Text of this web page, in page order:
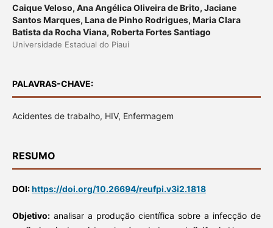
Caique Veloso, Ana Angélica Oliveira de Brito, Jaciane
Santos Marques, Lana de Pinho Rodrigues, Maria Clara
Batista da Rocha Viana, Roberta Fortes Santiago
Universidade Estadual do Piaui
PALAVRAS-CHAVE:
Acidentes de trabalho, HIV, Enfermagem
RESUMO
DOI:https://doi.org/10.26694/reufpi.v3i2.1818
Objetivo:analisar a produção científica sobre a infecção de